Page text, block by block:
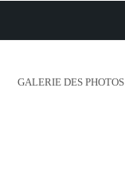
GALERIE DES PHOTOS